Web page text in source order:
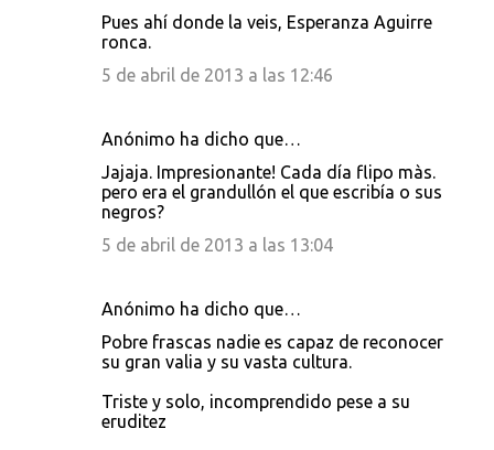
Pues ahí donde la veis, Esperanza Aguirre
ronca.
5 de abril de 2013 a las 12:46
Anónimo ha dicho que…
Jajaja. Impresionante! Cada día flipo màs.
pero era el grandullón el que escribía o sus
negros?
5 de abril de 2013 a las 13:04
Anónimo ha dicho que…
Pobre frascas nadie es capaz de reconocer
su gran valia y su vasta cultura.
Triste y solo, incomprendido pese a su
eruditez